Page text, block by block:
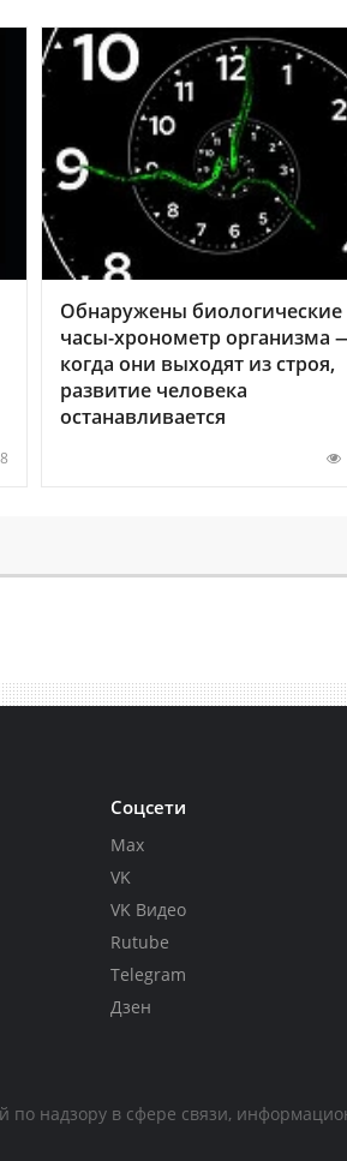
Обнаружены биологические
часы-хронометр организма
когда они выходят из строя,
развитие человека
останавливается
Соцсети
Max
VK
VK Видео
Rutube
Telegram
Дзен
по надзору в сфере связи,